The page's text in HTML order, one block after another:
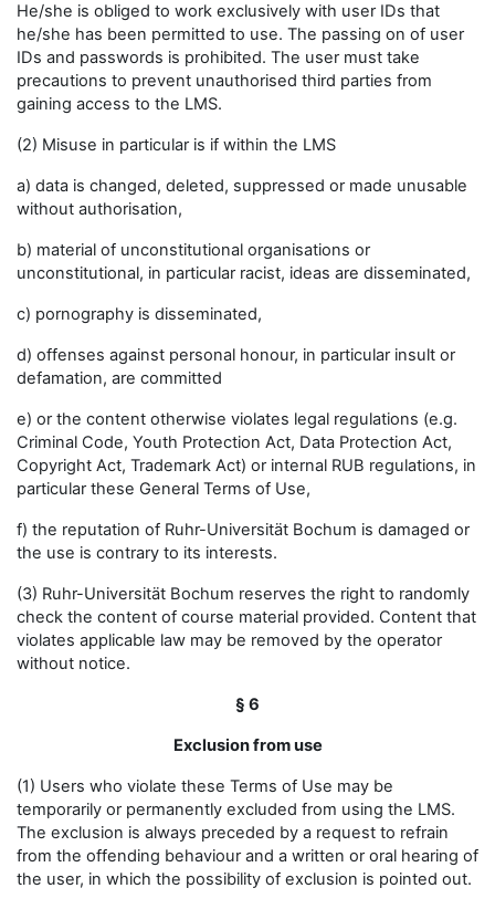
He/she is obliged to work exclusively with user IDs that
he/she has been permitted to use. The passing on of user
IDs and passwords is prohibited. The user must take
precautions to prevent unauthorised third parties from
gaining access to the LMS.
(2) Misuse in particular is if within the LMS
a) data is changed, deleted, suppressed or made unusable
without authorisation,
b) material of unconstitutional organisations or
unconstitutional, in particular racist, ideas are disseminated,
c) pornography is disseminated,
d) offenses against personal honour, in particular insult or
defamation, are committed
e) or the content otherwise violates legal regulations (e.g.
Criminal Code, Youth Protection Act, Data Protection Act,
Copyright Act, Trademark Act) or internal RUB regulations, in
particular these General Terms of Use,
f) the reputation of Ruhr-Universität Bochum is damaged or
the use is contrary to its interests.
(3) Ruhr-Universität Bochum reserves the right to randomly
check the content of course material provided. Content that
violates applicable law may be removed by the operator
without notice.
§ 6
Exclusion from use
(1) Users who violate these Terms of Use may be
temporarily or permanently excluded from using the LMS.
The exclusion is always preceded by a request to refrain
from the offending behaviour and a written or oral hearing of
the user, in which the possibility of exclusion is pointed out.